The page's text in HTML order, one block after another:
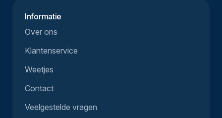
Informatie
Over ons
Klantenservice
Weetjes
Contact
Veelgestelde vragen